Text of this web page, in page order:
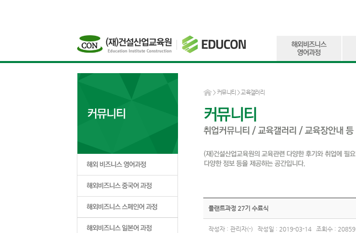
> 커뮤니티 > 교육갤러리
플랜트과정 27기 수료식
작성자 : 관리자(-) 작성일 : 2019-03-14 조회수 : 20859